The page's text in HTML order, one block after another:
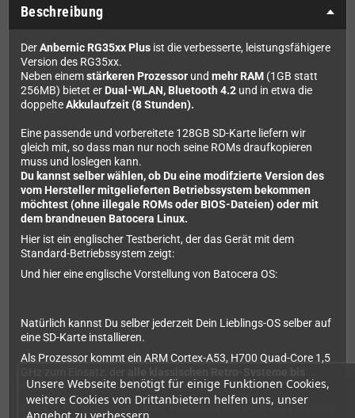
Unsere Webseite benötigt für einige Funktionen Cookies,
weitere Cookies von Drittanbietern helfen uns, unser
Beschreibung
DerAnbernic RG35xx Plus ist die verbesserte, leistungsfähigere
Version des RG35xx.
Neben einemstärkeren Prozessor und mehr RAM (1GB statt
256MB) bietet er Dual-WLAN, Bluetooth 4.2 und in etwa die
doppelteAkkulaufzeit (8 Stunden).
Eine passende und vorbereitete 128GB SD-Karte liefern wir
gleich mit, so dass man nur noch seine ROMs draufkopieren
muss und loslegen kann.
Du kannst selber wählen, ob Du eine modifzierte Version des
vom Hersteller mitgelieferten Betriebssystem bekommen
möchtest (ohne illegale ROMs oder BIOS-Dateien) oder mit
dem brandneuen Batocera Linux.
Hier ist ein englischer Testbericht, der das Gerät mit dem
Standard-Betriebssystem zeigt:
Und hier eine englische Vorstellung von Batocera OS:
Natürlich kannst Du selber jederzeit Dein Lieblings-OS selber auf
eine SD-Karte installieren.
Als Prozessor kommt ein ARM Cortex-A53, H700 Quad-Core 1,5
inklusive PS1problemlos emulieren kann.
Das3,5" IPS-Displaymit einer Auflösung von640x480 Pixeln